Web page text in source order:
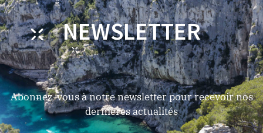
NEWSLETTER
Abonnez-vous à notre newsletter pour recevoir nos
dernières actualités